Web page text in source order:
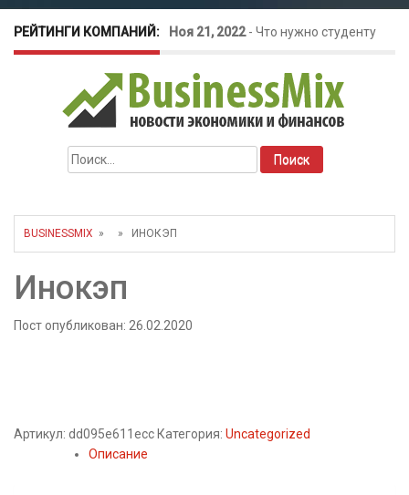
РЕЙТИНГИ КОМПАНИЙ: Ноя 21, 2022- Что нужно студенту
для открытия бизнеса?
Окт 26, 2022-Телефония для
amoCRM: лучшие инструменты для
бизнеса
Найти:
BUSINESSMIX » » ИНОКЭП
Инокэп
Пост опубликован: 26.02.2020
Артикул: dd095e611ecc Категория: Uncategorized
Описание